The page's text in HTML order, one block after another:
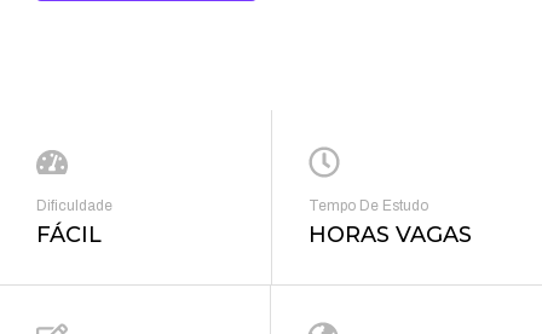
Dificuldade
FÁCIL
Tempo De Estudo
HORAS VAGAS